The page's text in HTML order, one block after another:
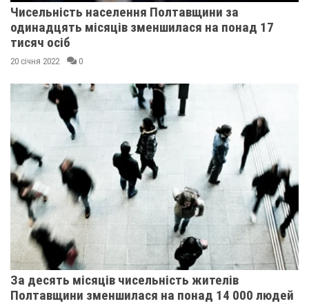
Чисельність населення Полтавщини за
одинадцять місяців зменшилася на понад 17
тисяч осіб
20 січня 2022 0
За десять місяців чисельність жителів
Полтавщини зменшилася на понад 14 000 людей